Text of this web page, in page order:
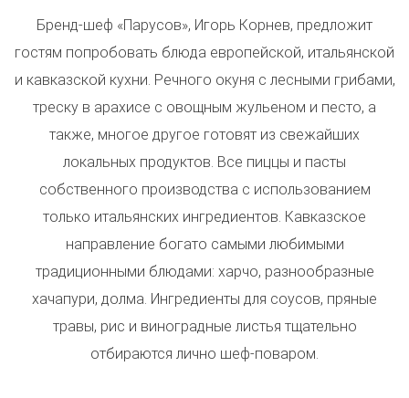
Бренд-шеф «Парусов», Игорь Корнев, предложит
гостям попробовать блюда европейской, итальянской
и кавказской кухни. Речного окуня с лесными грибами,
треску в арахисе с овощным жульеном и песто, а
также, многое другое готовят из свежайших
локальных продуктов. Все пиццы и пасты
собственного производства с использованием
только итальянских ингредиентов. Кавказское
направление богато самыми любимыми
традиционными блюдами: харчо, разнообразные
хачапури, долма. Ингредиенты для соусов, пряные
травы, рис и виноградные листья тщательно
отбираются лично шеф-поваром.